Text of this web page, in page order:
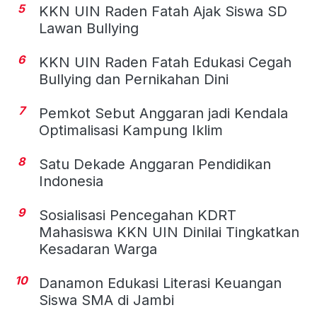
5
KKN UIN Raden Fatah Ajak Siswa SD
Lawan Bullying
6
KKN UIN Raden Fatah Edukasi Cegah
Bullying dan Pernikahan Dini
7
Pemkot Sebut Anggaran jadi Kendala
Optimalisasi Kampung Iklim
8
Satu Dekade Anggaran Pendidikan
Indonesia
9
Sosialisasi Pencegahan KDRT
Mahasiswa KKN UIN Dinilai Tingkatkan
Kesadaran Warga
10
Danamon Edukasi Literasi Keuangan
Siswa SMA di Jambi